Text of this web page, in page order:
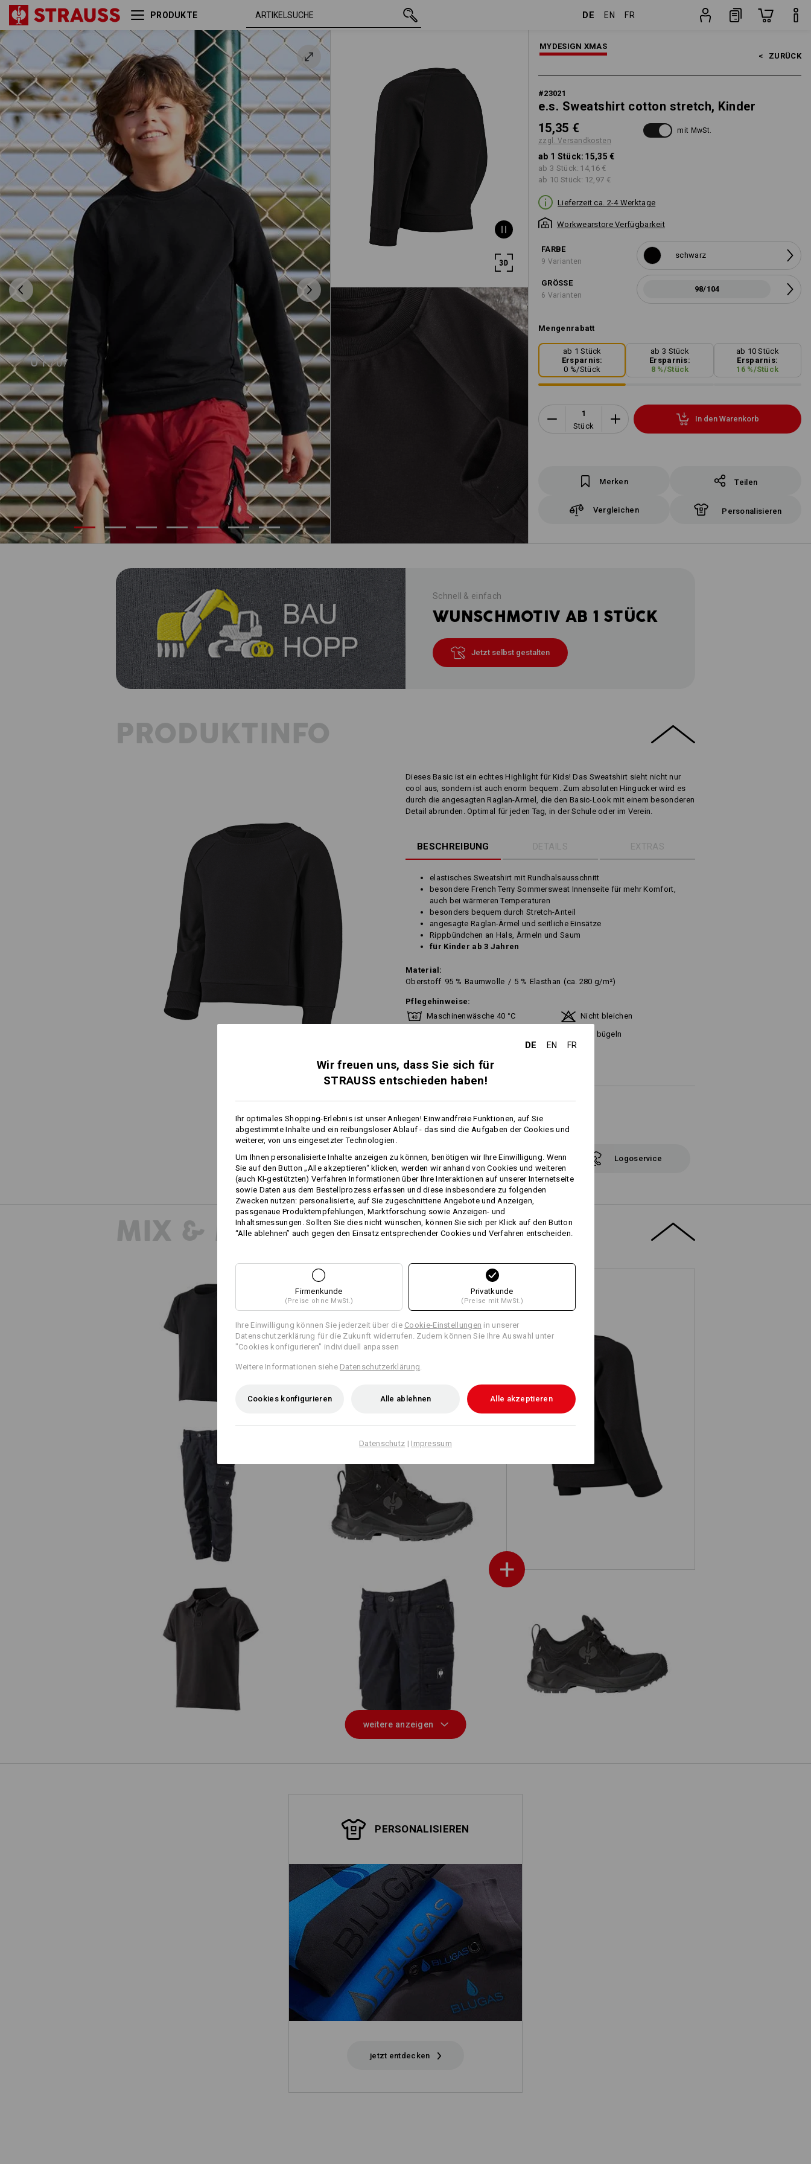
PRODUKTE DE EN FR
01 / 07
MYDESIGN XMAS
< ZURÜCK
#23021
e.s. Sweatshirt cotton stretch, Kinder
15,35 €
zzgl. Versandkosten
mit MwSt.
ab 1 Stück: 15,35 €
ab 3 Stück: 14,16 €
ab 10 Stück: 12,97 €
Lieferzeit ca. 2-4 Werktage
Workwearstore Verfügbarkeit
FARBE
9 Varianten
schwarz
GRÖSSE
6 Varianten
98/104
Mengenrabatt
ab 1 Stück
Ersparnis:
0 %/Stück
ab 3 Stück
Ersparnis:
8 %/Stück
ab 10 Stück
Ersparnis:
16%/Stück
Stück
In den Warenkorb
Merken Teilen
Vergleichen Personalisieren
e.s. Sweatshirt cotton
stretch, Kinder
schwarz 98/104 15,35 €
Schnell & einfach
WUNSCHMOTIV AB 1 STÜCK
Jetzt selbst gestalten
PRODUKTINFO
Dieses Basic ist ein echtes Highlight für Kids! Das Sweatshirt sieht nicht nur
cool aus, sondern ist auch enorm bequem. Zum absoluten Hingucker wird es
durch die angesagten Raglan-Ärmel, die den Basic-Look mit einem besonderen
Detail abrunden. Optimal für jeden Tag, in der Schule oder im Verein.
BESCHREIBUNG DETAILS EXTRAS
elastisches Sweatshirt mit Rundhalsausschnitt
besondere French Terry Sommersweat Innenseite für mehr Komfort,
auch bei wärmeren Temperaturen
besonders bequem durch Stretch-Anteil
angesagte Raglan-Ärmel und seitliche Einsätze
Rippbündchen an Hals, Ärmeln und Saum
für Kinder ab 3 Jahren
Material:
Oberstoff 95 % Baumwolle / 5 % Elasthan (ca. 280 g/m²)
Pflegehinweise:
Maschinenwäsche 40 °C
Nicht bleichen
Kalt bügeln
Personalisierung:
Selbst gestalten Logoservice
MIX & MATCH
e.s. Sweatshirt cotton stretch, Kinder
+
e.s. T-Shirt cotton stretch, Kinder
Allroundschuhe e.s. Shreveport low,
Kinder
Cargohose e.s.motion ten Sommer,
Allroundschuhe e.s. Apate II mid,
Kinder
e.s. Polo-Shirt cotton stretch, Kinder
Cargoshort e.s.motion ten Sommer,
Allroundschuhe e.s. Apate II low,
Kinder
weitere anzeigen
PERSONALISIEREN
jetzt entdecken
DE EN FR
Wir freuen uns, dass Sie sich für
STRAUSS entschieden haben!
Ihr optimales Shopping-Erlebnis ist unser Anliegen! Einwandfreie Funktionen, auf Sie
abgestimmte Inhalte und ein reibungsloser Ablauf - das sind die Aufgaben der Cookies und
weiterer, von uns eingesetzter Technologien.
Um Ihnen personalisierte Inhalte anzeigen zu können, benötigen wir Ihre Einwilligung. Wenn
Sie auf den Button „Alle akzeptieren“ klicken, werden wir anhand von Cookies und weiteren
(auch KI-gestützten) Verfahren Informationen über Ihre Interaktionen auf unserer Internetseite
sowie Daten aus dem Bestellprozess erfassen und diese insbesondere zu folgenden
Zwecken nutzen: personalisierte, auf Sie zugeschnittene Angebote und Anzeigen,
passgenaue Produktempfehlungen, Marktforschung sowie Anzeigen- und
Inhaltsmessungen. Sollten Sie dies nicht wünschen, können Sie sich per Klick auf den Button
“Alle ablehnen” auch gegen den Einsatz entsprechender Cookies und Verfahren entscheiden.
Firmenkunde
(Preise ohne MwSt.)
Privatkunde
(Preise mit MwSt.)
Ihre Einwilligung können Sie jederzeit über die Cookie-Einstellungen in unserer
Datenschutzerklärung für die Zukunft widerrufen. Zudem können Sie Ihre Auswahl unter
"Cookies konfigurieren" individuell anpassen
Weitere Informationen siehe Datenschutzerklärung.
Cookies konfigurieren Alle ablehnen Alle akzeptieren
Datenschutz | Impressum